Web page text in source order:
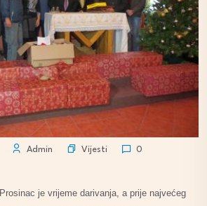
Admin Vijesti 0
Prosinac je vrijeme darivanja, a prije najvećeg